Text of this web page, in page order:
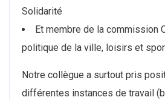
Solidarité
Et membre de la commission
politique de la ville, loisirs et
Notre collègue a surtout pris
différentes instances de travail